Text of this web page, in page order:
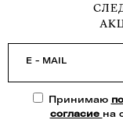
E - MAIL
Принимаю
согласие на